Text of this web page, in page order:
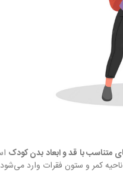
متناسب با قد و ابعاد بدن کودک
ناحیه کمر و ستون فقرات وارد